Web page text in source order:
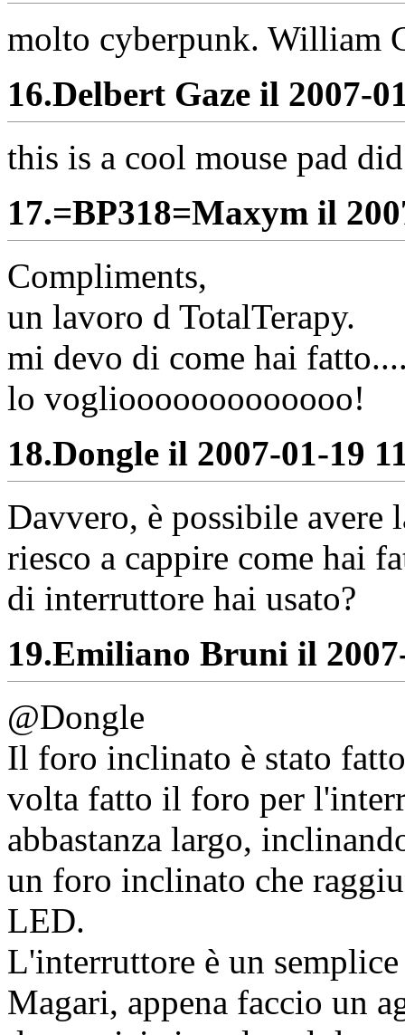
molto cyberpunk. William
16.Delbert Gaze il 2007-
this is a cool mouse pad
17.=BP318=Maxym il
Compliments,
un lavoro d TotalTerapy.
mi devo di come hai
lo vogliooooooooooooo!
18.Dongle il 2007-01-19
Davvero, è possibile avere
riesco a cappire come hai
di interruttore hai usato?
19.Emiliano Bruni il
@Dongle
Il foro inclinato è stato
volta fatto il foro per
abbastanza largo,
un foro inclinato che
LED.
L'interruttore è un
Magari, appena faccio un